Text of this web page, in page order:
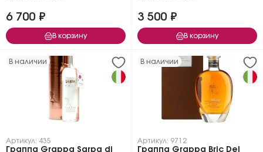
6 700 ₽
В корзину
3 500 ₽
В корзину
В наличии
Артикул: 435
Граппа Grappa Sarpa di
В наличии
Артикул: 9712
Граппа Grappa Bric Del